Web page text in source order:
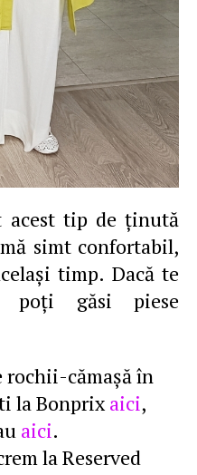
acest tip de ţinută
simt confortabil,
timp. Dacă te
poţi găsi piese
rochii-cămaşă în
la Bonprixaici,
aici.
la Reserved